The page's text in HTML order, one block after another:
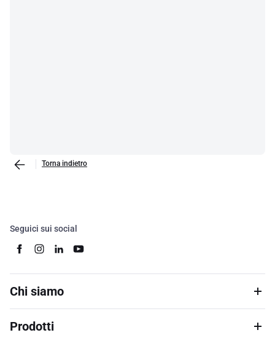
Torna indietro
Seguici sui social
Chi siamo
Prodotti